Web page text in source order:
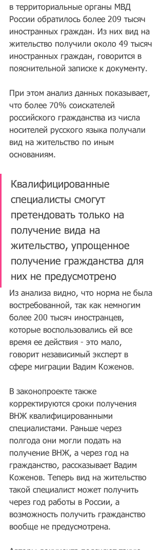
в территориальные органы МВД
России обратилось более 209 тысяч
иностранных граждан. Из них вид на
жительство получили около 49 тысяч
иностранных граждан, говорится в
пояснительной записке к документу.
При этом анализ данных показывает,
что более 70% соискателей
российского гражданства из числа
носителей русского языка получали
вид на жительство по иным
основаниям.
Квалифицированные
специалисты смогут
претендовать только на
получение вида на
жительство, упрощенное
получение гражданства для
них не предусмотрено
Из анализа видно, что норма не была
востребованной, так как немногим
более 200 тысяч иностранцев,
которые воспользовались ей все
время ее действия - это мало,
говорит независимый эксперт в
сфере миграции Вадим Коженов.
В законопроекте также
корректируются сроки получения
ВНЖ квалифицированными
специалистами. Раньше через
полгода они могли подать на
получение ВНЖ, а через год на
гражданство, рассказывает Вадим
Коженов. Теперь вид на жительство
такой специалист может получить
через год работы в России, а
возможность получить гражданство
вообще не предусмотрена.